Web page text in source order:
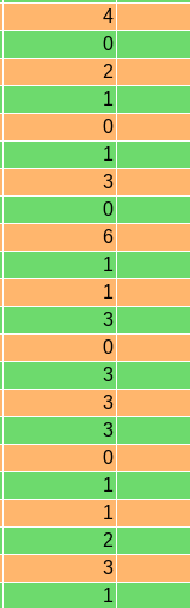
4
0
2
1
0
1
3
0
6
1
1
3
0
3
3
3
0
1
1
2
3
1